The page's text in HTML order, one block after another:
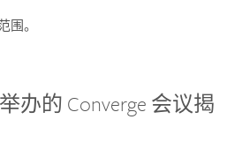
围。
办的 Converge 会议揭